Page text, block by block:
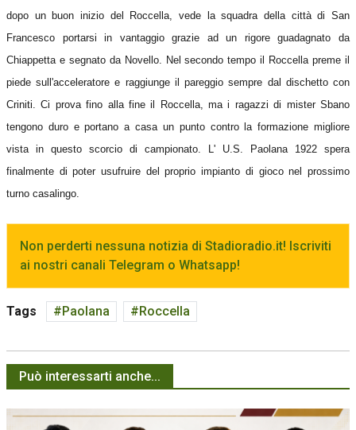
dopo un buon inizio del Roccella, vede la squadra della città di San
Francesco portarsi in vantaggio grazie ad un rigore guadagnato da
Chiappetta e segnato da Novello. Nel secondo tempo il Roccella preme il
piede sull'acceleratore e raggiunge il pareggio sempre dal dischetto con
Criniti. Ci prova fino alla fine il Roccella, ma i ragazzi di mister Sbano
tengono duro e portano a casa un punto contro la formazione migliore
vista in questo scorcio di campionato. L' U.S. Paolana 1922 spera
finalmente di poter usufruire del proprio impianto di gioco nel prossimo
turno casalingo.
Non perderti nessuna notizia di Stadioradio.it! Iscriviti
ai nostri canali Telegram o Whatsapp!
Tags Paolana Roccella
Può interessarti anche...